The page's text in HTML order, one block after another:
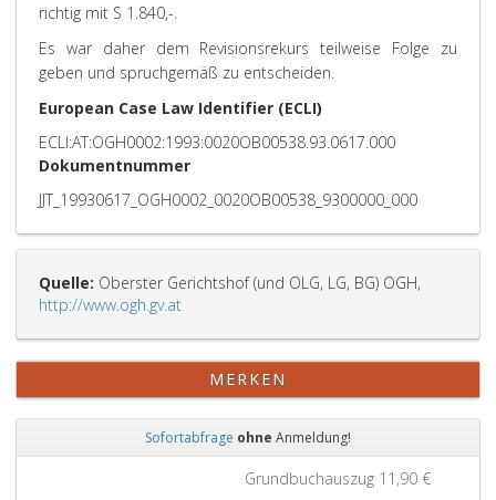
richtig mit S 1.840,-.
Es war daher dem Revisionsrekurs teilweise Folge zu
geben und spruchgemäß zu entscheiden.
European Case Law Identifier (ECLI)
ECLI:AT:OGH0002:1993:0020OB00538.93.0617.000
Dokumentnummer
JJT_19930617_OGH0002_0020OB00538_9300000_000
Quelle: Oberster Gerichtshof (und OLG, LG, BG) OGH,
http://www.ogh.gv.at
MERKEN
Sofortabfrage ohne Anmeldung!
Grundbuchauszug11,90 €